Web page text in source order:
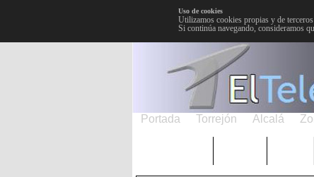
Uso de cookies
Utilizamos cookies propias y de
Si continúa navegando, consideramos
Portada Torrejón Alcalá